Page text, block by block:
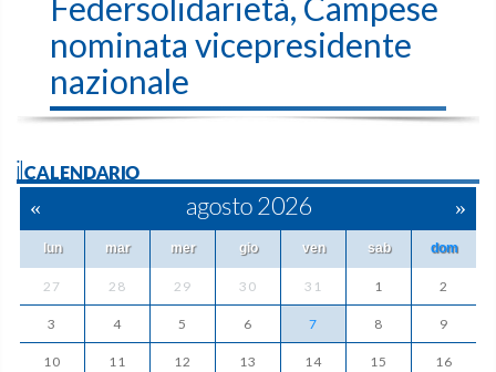
nominata vicepresidente
nazionale
ilCALENDARIO
« agosto 2026 »
lun mar mer gio ven sab dom
27 28 29 30 31 1 2
3 4 5 6 7 8 9
10 11 12 13 14 15 16